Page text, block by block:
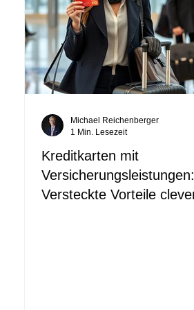
Kreditkarten mit
Versicherungsleistungen:
Versteckte Vorteile
Michael Reichenberger
1 Min. Lesezeit